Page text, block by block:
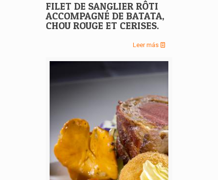
FILET DE SANGLIER RÔTI
ACCOMPAGNÉ DE BATATA,
CHOU ROUGE ET CERISES.
Leer más